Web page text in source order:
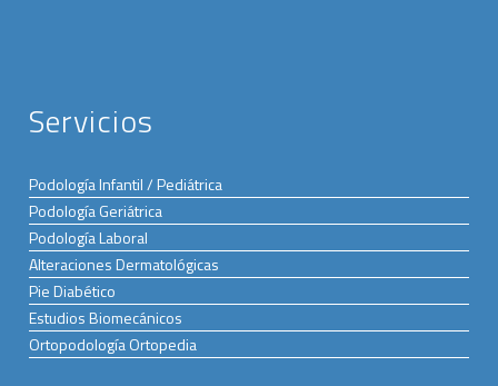
Servicios
Podología Infantil / Pediátrica
Podología Geriátrica
Podología Laboral
Alteraciones Dermatológicas
Pie Diabético
Estudios Biomecánicos
Ortopodología Ortopedia